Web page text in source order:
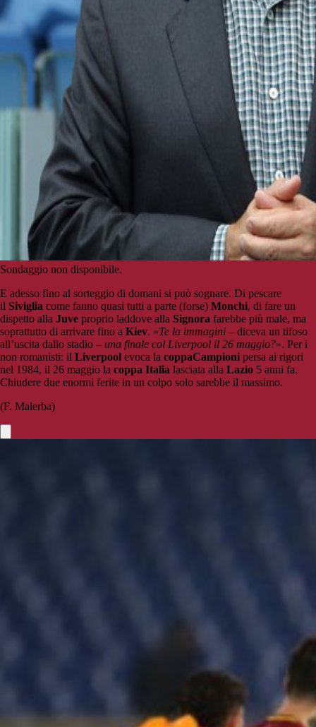
Sondaggio non disponibile.
E adesso fino al sorteggio di domani si può sognare. Di pescare
il Siviglia come fanno quasi tutti a parte (forse) Monchi, di fare un
dispetto alla Juve proprio laddove alla Signora farebbe più male, ma
soprattutto di arrivare fino a Kiev. «Te la immagini – diceva un tifoso
all’uscita dallo stadio – una finale col Liverpool il 26 maggio?». Per i
non romanisti: il Liverpool evoca la coppaCampioni persa ai rigori
nel 1984, il 26 maggio la coppa Italia lasciata alla Lazio 5 anni fa.
Chiudere due enormi ferite in un colpo solo sarebbe il massimo.
(F. Malerba)